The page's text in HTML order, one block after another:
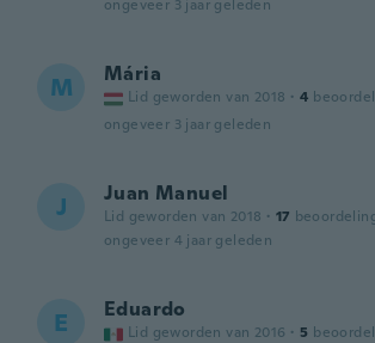
ongeveer 3 jaar geleden
M Mária
Lid geworden van 2018 · 4
ongeveer 3 jaar geleden
J Juan Manuel
Lid geworden van 2018 · 17
ongeveer 4 jaar geleden
E Eduardo
Lid geworden van 2016 · 5